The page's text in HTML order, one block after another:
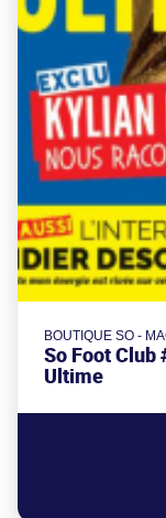
BOUTIQUE SO -
So Foot Club
Ultime